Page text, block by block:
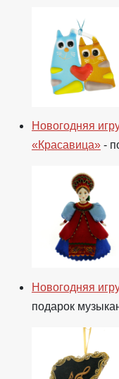
Новогодняя
«Красавица» -
Новогодняя
подарок